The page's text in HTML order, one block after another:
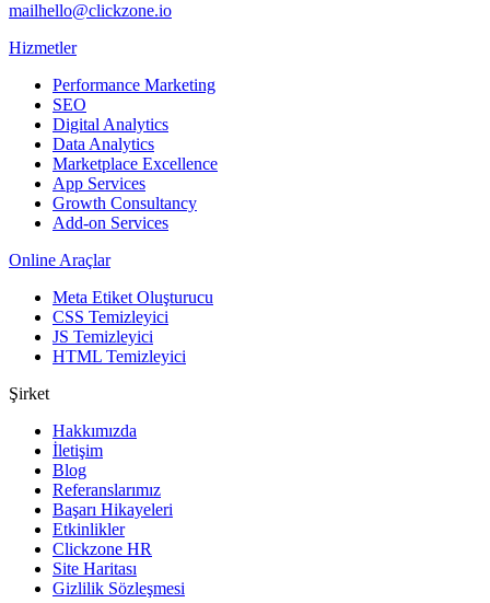
mailhello@clickzone.io
Hizmetler
Performance Marketing
SEO
Digital Analytics
Data Analytics
Marketplace Excellence
App Services
Growth Consultancy
Add-on Services
Online Araçlar
Meta Etiket Oluşturucu
CSS Temizleyici
JS Temizleyici
HTML Temizleyici
Şirket
Hakkımızda
İletişim
Blog
Referanslarımız
Başarı Hikayeleri
Etkinlikler
Clickzone HR
Site Haritası
Gizlilik Sözleşmesi